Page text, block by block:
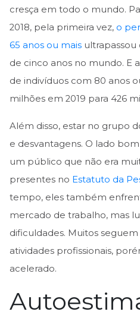
cresça em todo o mundo.
2018, pela primeira vez, o
65 anos ou mais
de cinco anos no mundo. E
de indivíduos com 80 anos
milhões em 2019 para 426
Além disso, estar no grupo
e desvantagens. O lado
um público que não era
presentes no Estatuto da
tempo, eles também
mercado de trabalho, mas
dificuldades. Muitos
atividades profissionais,
acelerado.